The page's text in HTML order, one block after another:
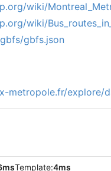
wiki/
wiki/
gbfs.json
metropole.fr/explore/
Template:4ms